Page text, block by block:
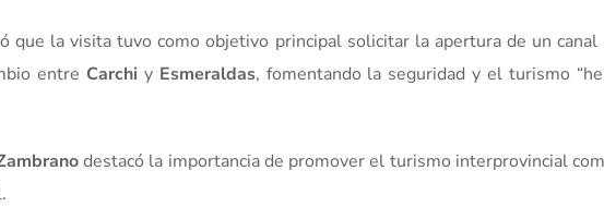
que la visita tuvo como objetivo principal solicitar la apertura de un
entre Carchi y Esmeraldas, fomentando la seguridad y el turismo
destacó la importancia de promover el turismo interprovincial